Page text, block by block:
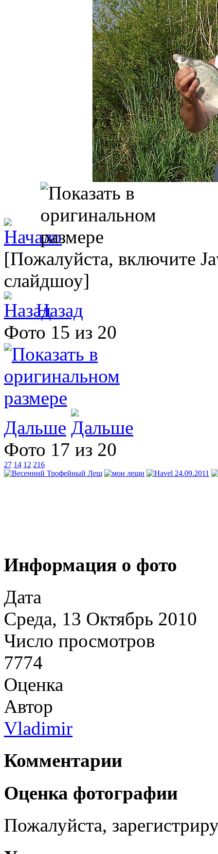
[Пожалуйста, включите
слайдшоу]
Назад
Фото 15 из 20
Дальше
Фото 17 из 20
27 14 12 216
Информация о фото
Дата
Среда, 13 Октябрь 2010
Число просмотров
7774
Оценка
Автор
Vladimir
Комментарии
Оценка фотографии
Пожалуйста,